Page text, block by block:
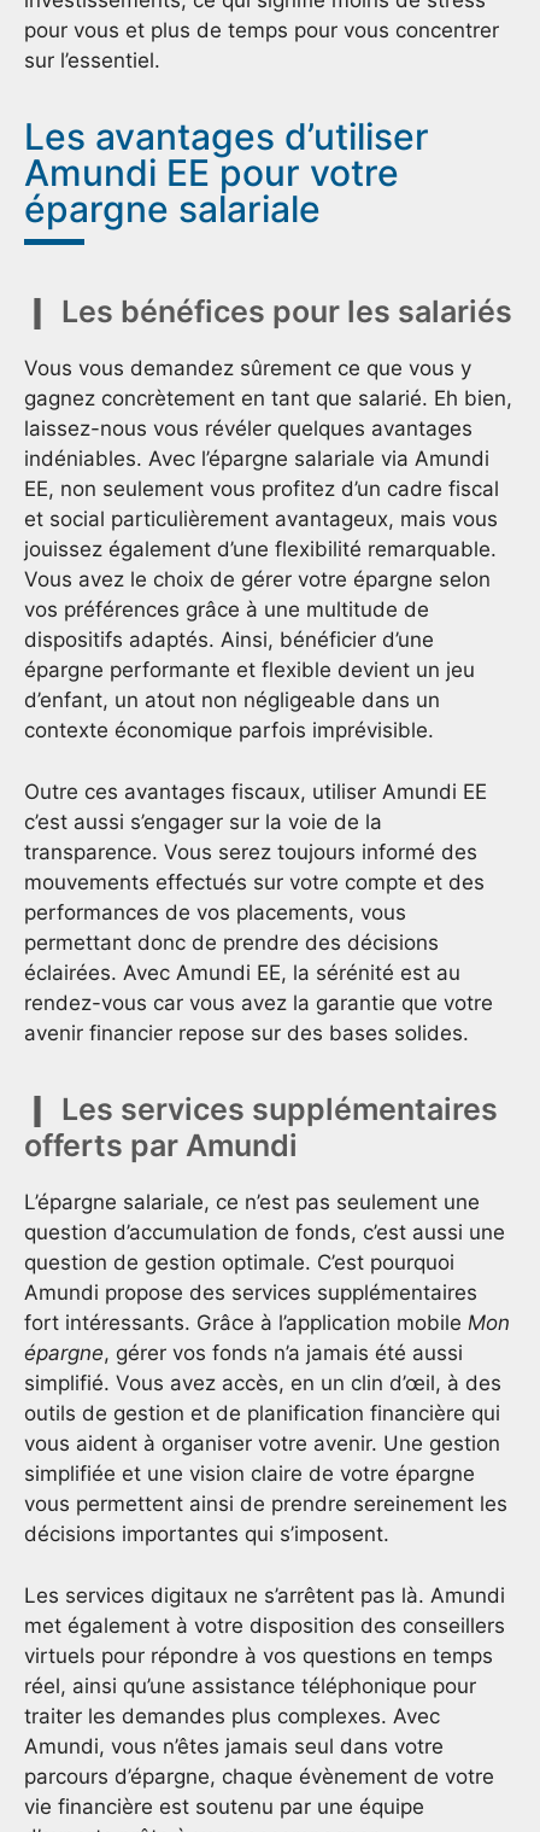
pour vous et plus de temps pour vous concentrer
sur l’essentiel.
Les avantages d’utiliser
Amundi EE pour votre
épargne salariale
Les bénéfices pour les salariés
Vous vous demandez sûrement ce que vous y
gagnez concrètement en tant que salarié. Eh bien,
laissez-nous vous révéler quelques avantages
indéniables. Avec l’épargne salariale via Amundi
EE, non seulement vous profitez d’un cadre fiscal
et social particulièrement avantageux, mais vous
jouissez également d’une flexibilité remarquable.
Vous avez le choix de gérer votre épargne selon
vos préférences grâce à une multitude de
dispositifs adaptés. Ainsi, bénéficier d’une
épargne performante et flexible devient un jeu
d’enfant, un atout non négligeable dans un
contexte économique parfois imprévisible.
Outre ces avantages fiscaux, utiliser Amundi EE
c’est aussi s’engager sur la voie de la
transparence. Vous serez toujours informé des
mouvements effectués sur votre compte et des
performances de vos placements, vous
permettant donc de prendre des décisions
éclairées. Avec Amundi EE, la sérénité est au
rendez-vous car vous avez la garantie que votre
avenir financier repose sur des bases solides.
Les services supplémentaires
offerts par Amundi
L’épargne salariale, ce n’est pas seulement une
question d’accumulation de fonds, c’est aussi une
question de gestion optimale. C’est pourquoi
Amundi propose des services supplémentaires
fort intéressants. Grâce à l’application mobile Mon
épargne, gérer vos fonds n’a jamais été aussi
simplifié. Vous avez accès, en un clin d’œil, à des
outils de gestion et de planification financière qui
vous aident à organiser votre avenir. Une gestion
simplifiée et une vision claire de votre épargne
vous permettent ainsi de prendre sereinement les
décisions importantes qui s’imposent.
Les services digitaux ne s’arrêtent pas là. Amundi
met également à votre disposition des conseillers
virtuels pour répondre à vos questions en temps
réel, ainsi qu’une assistance téléphonique pour
traiter les demandes plus complexes. Avec
Amundi, vous n’êtes jamais seul dans votre
parcours d’épargne, chaque évènement de votre
vie financière est soutenu par une équipe